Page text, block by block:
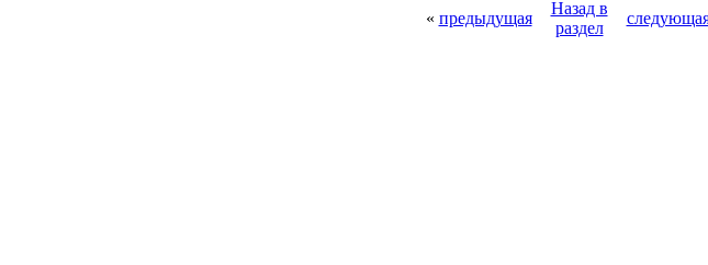
« предыдущая
Назад в
раздел